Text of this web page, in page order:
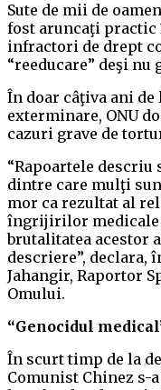
Sute de mii de
fost aruncaţi
infractori de drept
“reeducare” deşi
În doar câţiva ani de
exterminare, ONU
cazuri grave de
“Rapoartele
dintre care mulţi
mor ca rezultat al
îngrijirilor medicale
brutalitatea acestor
descriere”, declara,
Jahangir, Raportor
Omului.
“Genocidul
În scurt timp de la
Comunist Chinez